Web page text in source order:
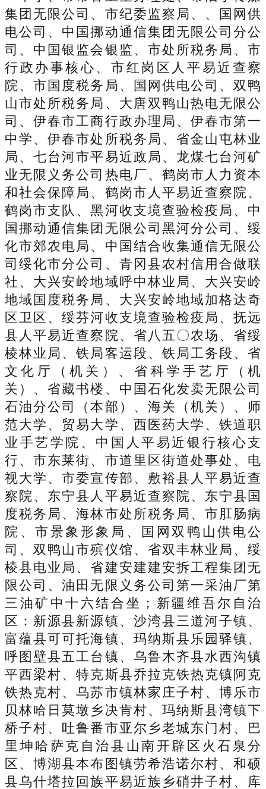
集团无限公司、市纪委监察局、、国网供
电公司、中国挪动通信集团无限公司分公
司、中国银监会银监、市处所税务局、市
行政办事核心、市红岗区人平易近查察
院、市国度税务局、国网供电公司、双鸭
山市处所税务局、大唐双鸭山热电无限公
司、伊春市工商行政办理局、伊春市第一
中学、伊春市处所税务局、省金山屯林业
局、七台河市平易近政局、龙煤七台河矿
业无限义务公司热电厂、鹤岗市人力资本
和社会保障局、鹤岗市人平易近查察院、
鹤岗市支队、黑河收支境查验检疫局、中
国挪动通信集团无限公司黑河分公司、绥
化市郊农电局、中国结合收集通信无限公
司绥化市分公司、青冈县农村信用合做联
社、大兴安岭地域呼中林业局、大兴安岭
地域国度税务局、大兴安岭地域加格达奇
区卫区、绥芬河收支境查验检疫局、抚远
县人平易近查察院、省八五〇农场、省绥
棱林业局、铁局客运段、铁局工务段、省
文化厅（机关）、省科学手艺厅（机
关）、省藏书楼、中国石化发卖无限公司
石油分公司（本部）、海关（机关）、师
范大学、贸易大学、西医药大学、铁道职
业手艺学院、中国人平易近银行核心支
行、市东莱街、市道里区街道处事处、电
视大学、市委宣传部、敷裕县人平易近查
察院、东宁县人平易近查察院、东宁县国
度税务局、海林市处所税务局、市肛肠病
院、市景象形象局、国网双鸭山供电公
司、双鸭山市殡仪馆、省双丰林业局、绥
棱县电业局、省建安建建安拆工程集团无
限公司、油田无限义务公司第一采油厂第
三油矿中十六结合坐；新疆维吾尔自治
区：新源县新源镇、沙湾县三道河子镇、
富蕴县可可托海镇、玛纳斯县乐园驿镇、
呼图壁县五工台镇、乌鲁木齐县水西沟镇
平西梁村、特克斯县乔拉克铁热克镇阿克
铁热克村、乌苏市镇林家庄子村、博乐市
贝林哈日莫墩乡决肯村、玛纳斯县湾镇下
桥子村、吐鲁番市亚尔乡老城东门村、巴
里坤哈萨克自治县山南开辟区火石泉分
区、博湖县本布图镇劳希浩诺尔村、和硕
县乌什塔拉回族平易近族乡硝井子村、库